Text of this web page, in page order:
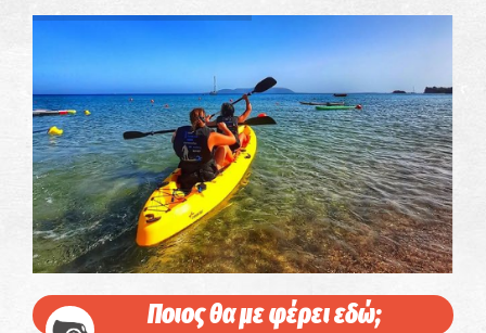
Ποιος θα με φέρει εδώ;